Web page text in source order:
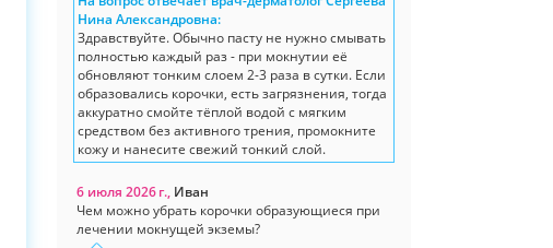
Нина Александровна:
Здравствуйте. Обычно пасту не нужно смывать
полностью каждый раз - при мокнутии её
обновляют тонким слоем 2-3 раза в сутки. Если
образовались корочки, есть загрязнения, тогда
аккуратно смойте тёплой водой с мягким
средством без активного трения, промокните
кожу и нанесите свежий тонкий слой.
6 июля 2026 г., Иван
Чем можно убрать корочки образующиеся при
лечении мокнущей экземы?